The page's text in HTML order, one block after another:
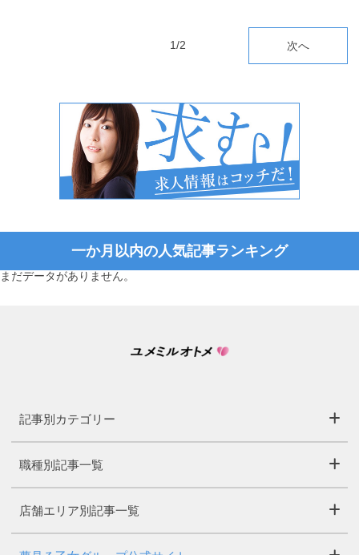
1/2 次へ
一か月以内の人気記事ランキング
まだデータがありません。
記事別カテゴリー
職種別記事一覧
店舗エリア別記事一覧